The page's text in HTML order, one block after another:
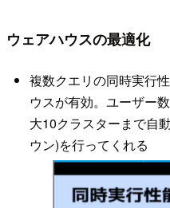
ウェアハウスの最適化
複数クエリの同時実行
ウスが有効。ユーザー
大10クラスターまで自
ウン)を行ってくれる